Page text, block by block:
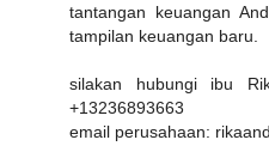
tantangan keuangan
tampilan keuangan baru.
silakan hubungi ibu
+13236893663
email perusahaan: